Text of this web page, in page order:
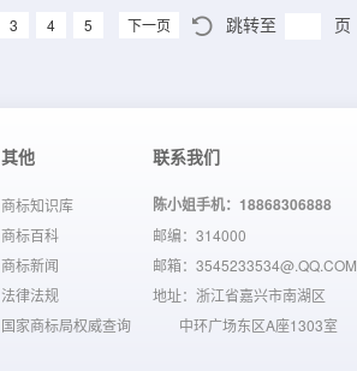
3 4 5 下一页 跳转至 页
其他
商标知识库
商标百科
商标新闻
法律法规
国家商标局权威查询
联系我们
陈小姐手机：18868306888
邮编：314000
邮箱：3545233534@.QQ.COM
地址：浙江省嘉兴市南湖区
中环广场东区A座1303室